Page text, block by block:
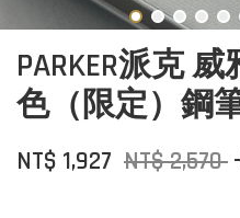
PARKER派克
色（限定）鋼
NT$ 1,927 NT$ 2,570